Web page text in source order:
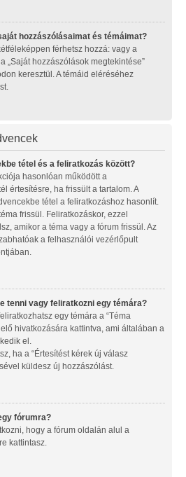
hozzászólásaimat és témáimat?
férhetsz hozzá: vagy a
„Saját hozzászólások megtekintése”
keresztül. A témáid eléréséhez
tétel és a feliratkozás között?
hasonlóan működött a
értesítésre, ha frissült a tartalom. A
tétel a feliratkozáshoz hasonlít.
frissül. Feliratkozáskor, ezzel
amikor a téma vagy a fórum frissül. Az
a felhasználói vezérlőpult
tenni vagy feliratkozni egy témára?
egy témára a “Téma
hivatkozására kattintva, ami általában a
el.
ha a “Értesítést kérek új válasz
küldesz új hozzászólást.
fórumra?
hogy a fórum oldalán alul a
kattintasz.